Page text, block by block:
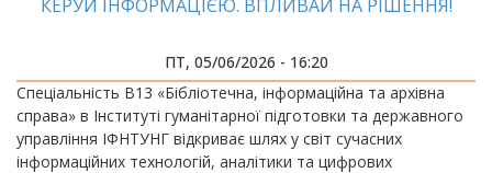
КЕРУЙ ІНФОРМАЦІЄЮ. ВПЛИВАЙ НА РІШЕННЯ!
ПТ, 05/06/2026 - 16:20
Спеціальність B13 «Бібліотечна, інформаційна та архівна
справа» в Інституті гуманітарної підготовки та державного
управління ІФНТУНГ відкриває шлях у світ сучасних
інформаційних технологій, аналітики та цифрових